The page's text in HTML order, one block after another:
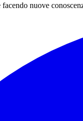
nuove